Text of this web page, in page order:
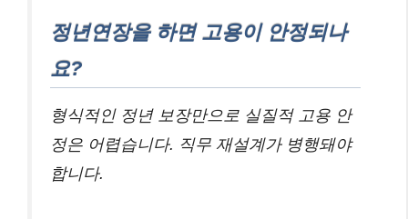
정년연장을 하면 고용이 안정되나
요?
형식적인 정년 보장만으로 실질적 고용 안
정은 어렵습니다. 직무 재설계가 병행돼야
합니다.